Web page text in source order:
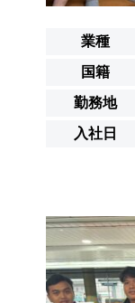
業種
国籍
勤務地
入社日